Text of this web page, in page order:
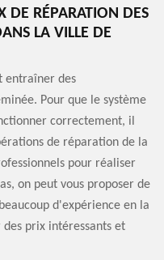
DE RÉPARATION DES
LA VILLE DE
entraîner des
Pour que le système
correctement, il
de réparation de la
pour réaliser
on peut vous proposer de
d'expérience en la
prix intéressants et